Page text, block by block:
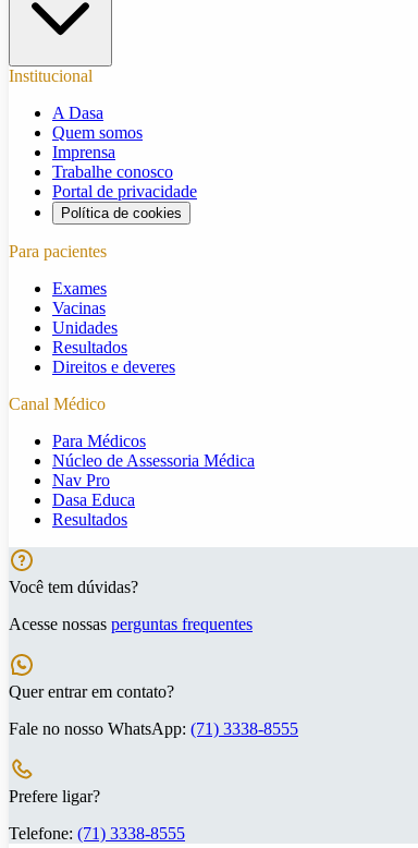
Institucional
A Dasa
Quem somos
Imprensa
Trabalhe conosco
Portal de privacidade
Política de cookies
Para pacientes
Exames
Vacinas
Unidades
Resultados
Direitos e deveres
Canal Médico
Para Médicos
Núcleo de Assessoria Médica
Nav Pro
Dasa Educa
Resultados
Você tem dúvidas?
Acesse nossas perguntas frequentes
Quer entrar em contato?
Fale no nosso WhatsApp: (71) 3338-8555
Prefere ligar?
Telefone: (71) 3338-8555